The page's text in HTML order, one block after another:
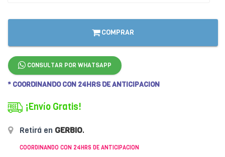
COMPRAR
CONSULTAR POR WHATSAPP
* COORDINANDO CON 24HRS DE ANTICIPACION
¡Envío Gratis!
Retirá en GERBIO.
COORDINANDO CON 24HRS DE ANTICIPACION